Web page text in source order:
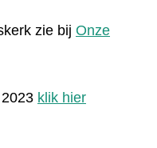
zie bij Onze
klik hier